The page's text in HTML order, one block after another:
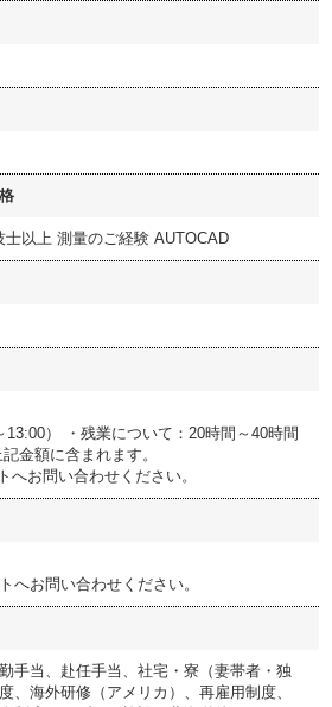
以上 測量のご経験 AUTOCAD
） ・残業について：20時間～40時間
金額に含まれます。
お問い合わせください。
へお問い合わせください。
手当、赴任手当、社宅・寮（妻帯者・独
、海外研修（アメリカ）、再雇用制度、